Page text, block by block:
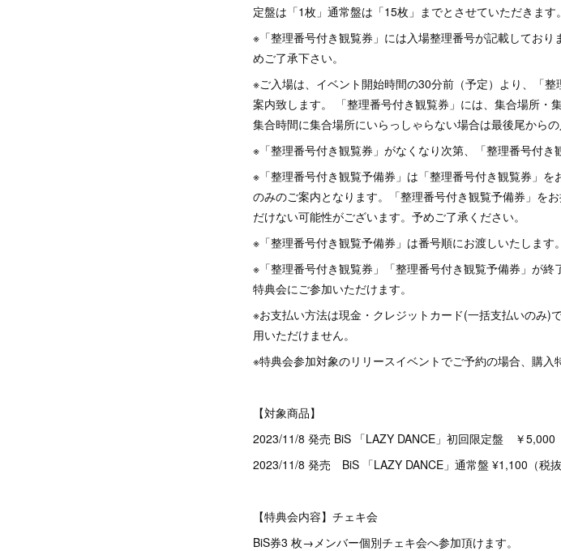
定盤は「1枚」通常盤は「15枚」までとさせていただきます。
※「整理番号付き観覧券」には入場整理番号が記載してお
めご了承下さい。
※ご入場は、イベント開始時間の30分前（予定）より、「
案内致します。 「整理番号付き観覧券」には、集合場所・
集合時間に集合場所にいらっしゃらない場合は最後尾からの
※「整理番号付き観覧券」がなくなり次第、「整理番号付き
※「整理番号付き観覧予備券」は「整理番号付き観覧券」
のみのご案内となります。「整理番号付き観覧予備券」を
だけない可能性がございます。予めご了承ください。
※「整理番号付き観覧予備券」は番号順にお渡しいたします。
※「整理番号付き観覧券」「整理番号付き観覧予備券」が
特典会にご参加いただけます。
※お支払い方法は現金・クレジットカード(一括支払いのみ)
用いただけません。
※特典会参加対象のリリースイベントでご予約の場合、購入
【対象商品】
2023/11/8 発売 BiS 「LAZY DANCE」初回限定盤 ￥5,000
2023/11/8 発売 BiS 「LAZY DANCE」通常盤 ¥1,100（税抜
【特典会内容】チェキ会
BiS券3 枚→メンバー個別チェキ会へ参加頂けます。